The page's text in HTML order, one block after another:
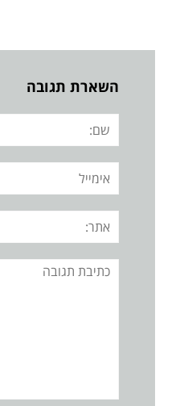
השארת תגובה
שם:
אימייל
אתר:
תגובה